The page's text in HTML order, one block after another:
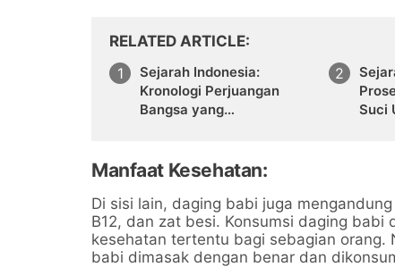
RELATED ARTICLE
Sejarah Indonesia:
Kronologi Perjuangan
Bangsa yang
Suci
Manfaat Kesehatan:
Di sisi lain, daging babi juga
B12, dan zat besi. Konsumsi daging
kesehatan tertentu bagi sebagian
babi dimasak dengan benar dan